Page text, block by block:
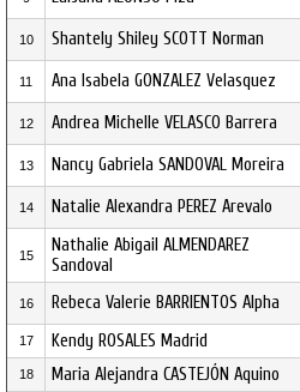
10 Shantely Shiley SCOTT Norman
11 Ana Isabela GONZALEZ Velasquez
12 Andrea Michelle VELASCO Barrera
13 Nancy Gabriela SANDOVAL Moreira
14 Natalie Alexandra PEREZ Arevalo
15
Nathalie Abigail ALMENDAREZ
Sandoval
16 Rebeca Valerie BARRIENTOS Alpha
17 Kendy ROSALES Madrid
18 Maria Alejandra CASTEJÓN Aquino